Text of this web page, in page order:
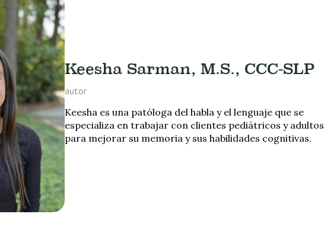
Keesha Sarman, M.S., CCC-SLP
autor
Keesha es una patóloga del habla y el lenguaje que se
especializa en trabajar con clientes pediátricos y adultos
para mejorar su memoria y sus habilidades cognitivas.